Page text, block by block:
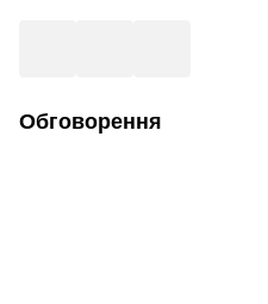
Обговорення